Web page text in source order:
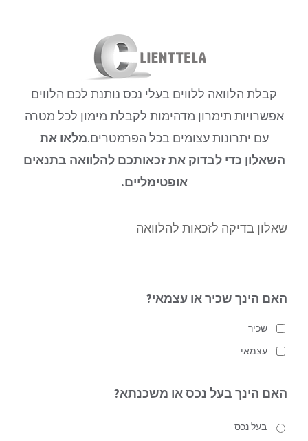
קבלת הלוואה ללווים בעלי נכס נותנת לכם הלווים
אפשרויות תימרון מדהימות לקבלת מימון לכל מטרה
עם יתרונות עצומים בכל הפרמטרים.מלאו את
השאלון כדי לבדוק את זכאותכם להלוואה בתנאים
אופטימליים.
שאלון בדיקה לזכאות להלוואה
האם הינך שכיר או עצמאי?
שכיר
עצמאי
האם הינך בעל נכס או משכנתא?
בעל נכס